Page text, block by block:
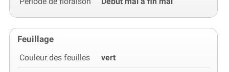
Feuillage
Couleur des feuilles vert